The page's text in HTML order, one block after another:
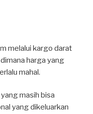
melalui kargo darat
harga yang
mahal.
yang masih bisa
yang dikeluarkan